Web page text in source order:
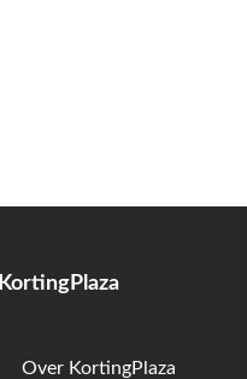
KortingPlaza
Over KortingPlaza